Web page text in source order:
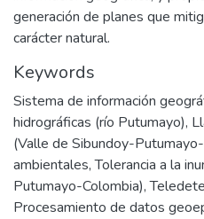
generación de planes que
carácter natural.
Keywords
Sistema de información
hidrográficas (río Putumayo),
(Valle de Sibundoy-
ambientales,Tolerancia a la
Putumayo-Colombia),
Procesamiento de datos